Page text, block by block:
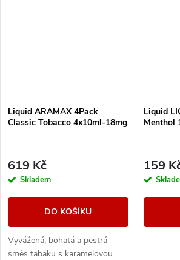
Liquid ARAMAX 4Pack
Classic Tobacco 4x10ml-18mg
619 Kč
Skladem
DO KOŠÍKU
Vyvážená, bohatá a pestrá
směs tabáku s karamelovou
Liquid
Menthol
159